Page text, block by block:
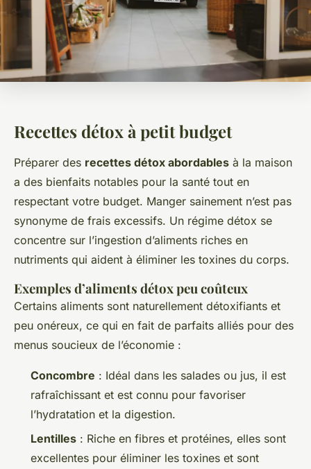
Recettes détox à petit budget
Préparer des recettes détox abordables à la maison
a des bienfaits notables pour la santé tout en
respectant votre budget. Manger sainement n’est pas
synonyme de frais excessifs. Un régime détox se
concentre sur l’ingestion d’aliments riches en
nutriments qui aident à éliminer les toxines du corps.
Exemples d’aliments détox peu coûteux
Certains aliments sont naturellement détoxifiants et
peu onéreux, ce qui en fait de parfaits alliés pour des
menus soucieux de l’économie :
Concombre : Idéal dans les salades ou jus, il est
rafraîchissant et est connu pour favoriser
l’hydratation et la digestion.
Lentilles : Riche en fibres et protéines, elles sont
excellentes pour éliminer les toxines et sont